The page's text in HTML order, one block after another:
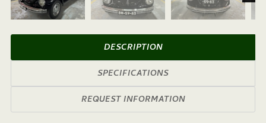
Next
DESCRIPTION
SPECIFICATIONS
REQUEST INFORMATION